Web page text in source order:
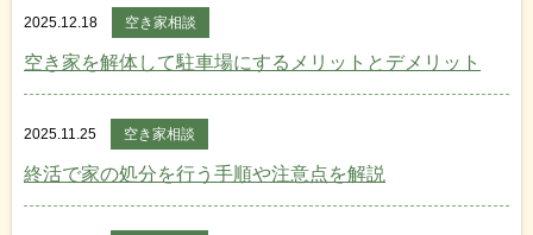
2025.12.18 空き家相談
空き家を解体して駐車場にするメリットとデメリット
2025.11.25 空き家相談
終活で家の処分を行う手順や注意点を解説